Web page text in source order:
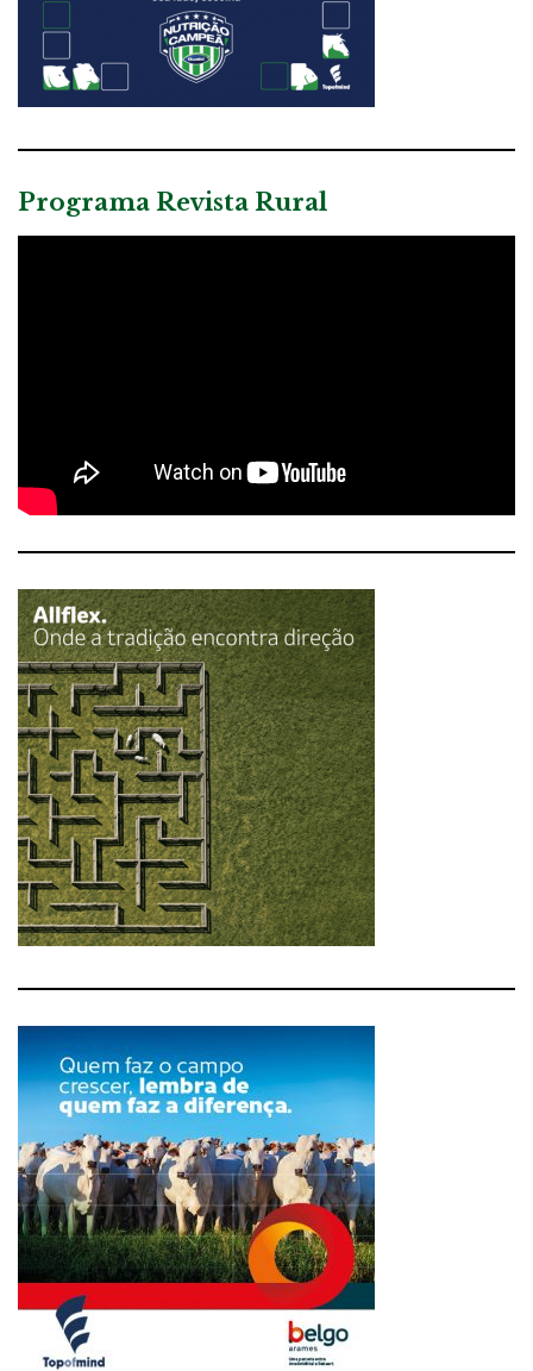
Programa Revista Rural